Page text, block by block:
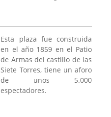
Esta plaza fue construida
en el año 1859 en el Patio
de Armas del castillo de las
Siete Torres, tiene un aforo
de unos 5.000
espectadores.